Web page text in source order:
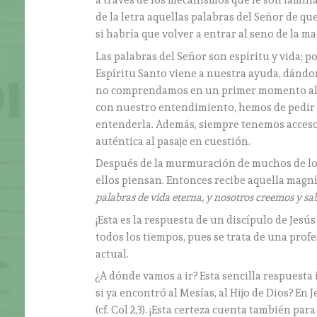
de la letra aquellas palabras del Señor de
si habría que volver a entrar al seno de la
Las palabras del Señor son espíritu y vida;
Espíritu Santo viene a nuestra ayuda,
no comprendamos en un primer momento
con nuestro entendimiento, hemos de pedir
entenderla. Además, siempre tenemos
auténtica al pasaje en cuestión.
Después de la murmuración de muchos de
ellos piensan. Entonces recibe aquella
palabras de vida eterna, y nosotros creemos y
¡Esta es la respuesta de un discípulo de
todos los tiempos, pues se trata de una
actual.
¿A dónde vamos a ir? Esta sencilla
si ya encontró al Mesías, al Hijo de Dios?
(cf. Col 2,3). ¡Esta certeza cuenta también